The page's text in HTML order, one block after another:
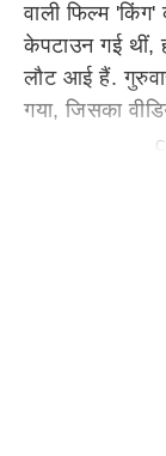
वाली फिल्म
केपटाउन गई थीं,
लौट आई हैं.
गया, जिसका